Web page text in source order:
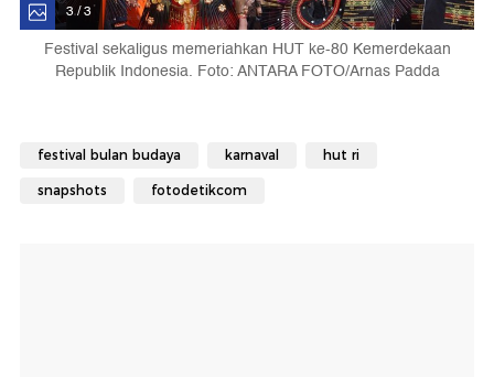
3 / 3
Festival sekaligus memeriahkan HUT ke-80 Kemerdekaan
Republik Indonesia. Foto: ANTARA FOTO/Arnas Padda
festival bulan budaya karnaval hut ri
snapshots fotodetikcom